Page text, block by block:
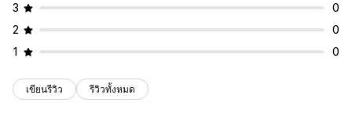
3
0
2
0
1
0
เขียนรีวิว รีวิวทั้งหมด